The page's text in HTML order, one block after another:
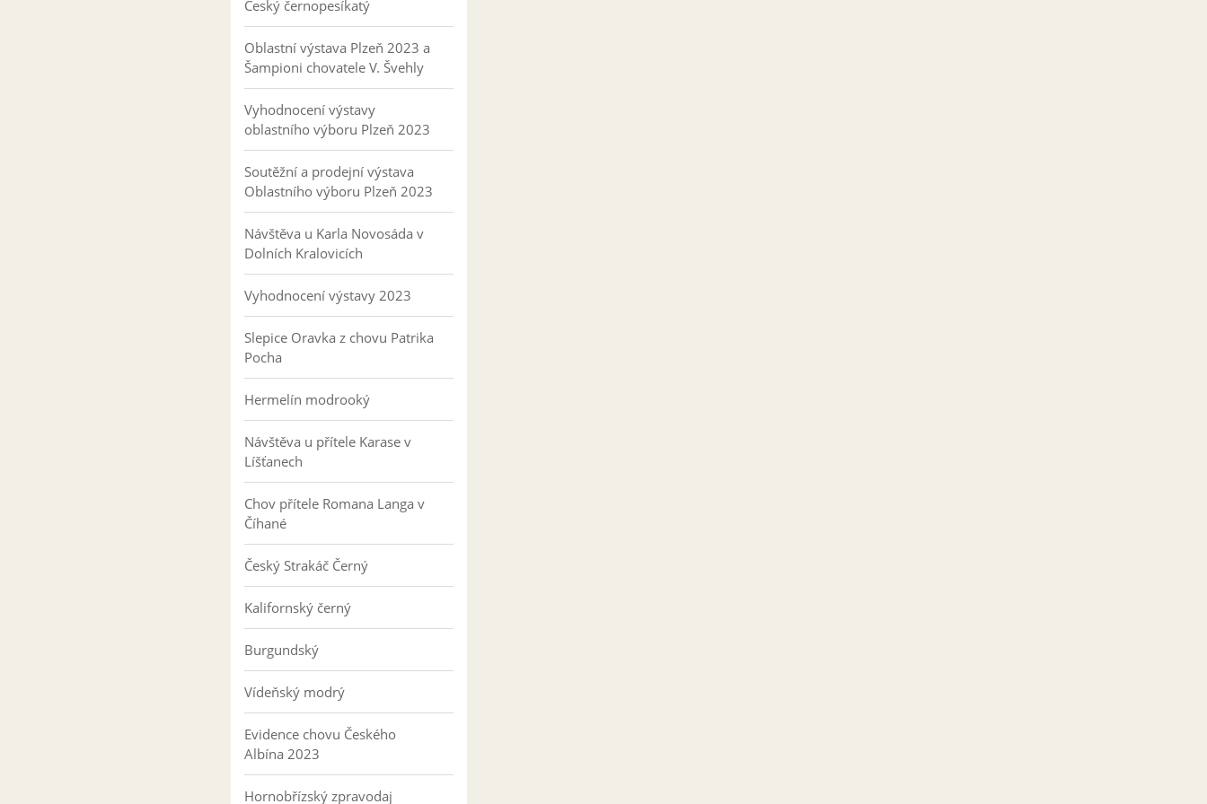
Český černopesíkatý
Oblastní výstava Plzeň 2023 a
Šampioni chovatele V. Švehly
Vyhodnocení výstavy
oblastního výboru Plzeň 2023
Soutěžní a prodejní výstava
Oblastního výboru Plzeň 2023
Návštěva u Karla Novosáda v
Dolních Kralovicích
Vyhodnocení výstavy 2023
Slepice Oravka z chovu Patrika
Pocha
Hermelín modrooký
Návštěva u přítele Karase v
Líšťanech
Chov přítele Romana Langa v
Číhané
Český Strakáč Černý
Kalifornský černý
Burgundský
Vídeňský modrý
Evidence chovu Českého
Albína 2023
Hornobřízský zpravodaj